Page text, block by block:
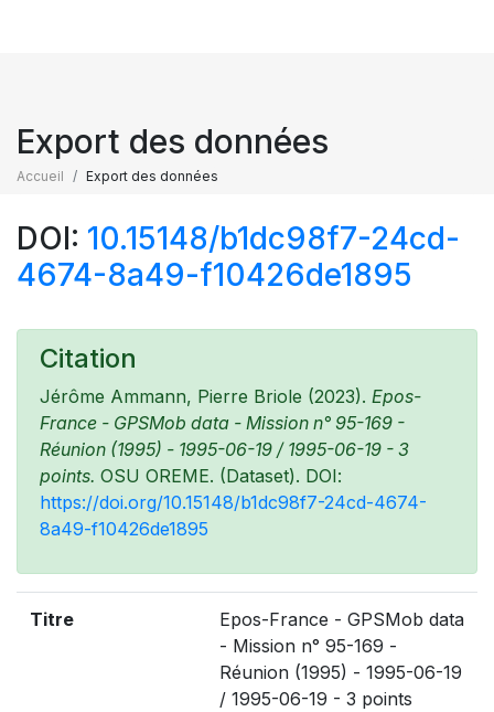
Export des données
Accueil Export des données
DOI: 10.15148/b1dc98f7-24cd-
4674-8a49-f10426de1895
Citation
Jérôme Ammann, Pierre Briole (2023). Epos-
France - GPSMob data - Mission n° 95-169 -
Réunion (1995) - 1995-06-19 / 1995-06-19 - 3
points. OSU OREME. (Dataset). DOI:
https://doi.org/10.15148/b1dc98f7-24cd-4674-
8a49-f10426de1895
Titre
Epos-France - GPSMob data
- Mission n° 95-169 -
Réunion (1995) - 1995-06-19
/ 1995-06-19 - 3 points